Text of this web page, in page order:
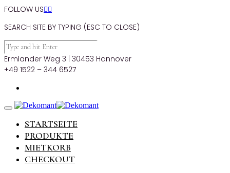
FOLLOW US
SEARCH SITE BY TYPING (ESC TO CLOSE)
Ermlander Weg 3 | 30453 Hannover
+49 1522 – 344 6527
STARTSEITE
PRODUKTE
MIETKORB
CHECKOUT